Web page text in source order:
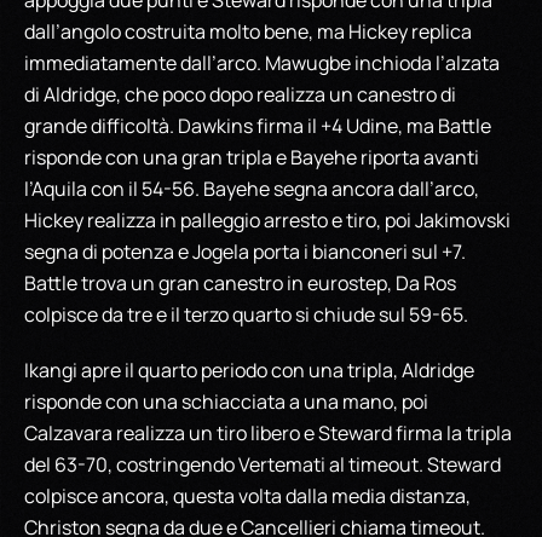
dall’angolo costruita molto bene, ma Hickey replica
immediatamente dall’arco. Mawugbe inchioda l’alzata
di Aldridge, che poco dopo realizza un canestro di
grande difficoltà. Dawkins firma il +4 Udine, ma Battle
risponde con una gran tripla e Bayehe riporta avanti
l’Aquila con il 54-56. Bayehe segna ancora dall’arco,
Hickey realizza in palleggio arresto e tiro, poi Jakimovski
segna di potenza e Jogela porta i bianconeri sul +7.
Battle trova un gran canestro in eurostep, Da Ros
colpisce da tre e il terzo quarto si chiude sul 59-65.
Ikangi apre il quarto periodo con una tripla, Aldridge
risponde con una schiacciata a una mano, poi
Calzavara realizza un tiro libero e Steward firma la tripla
del 63-70, costringendo Vertemati al timeout. Steward
colpisce ancora, questa volta dalla media distanza,
Christon segna da due e Cancellieri chiama timeout.